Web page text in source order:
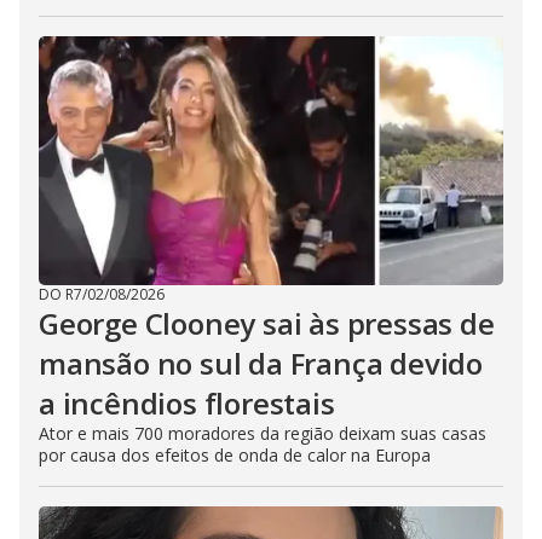
DO R7/02/08/2026
George Clooney sai às pressas de
mansão no sul da França devido
a incêndios florestais
Ator e mais 700 moradores da região deixam suas casas
por causa dos efeitos de onda de calor na Europa